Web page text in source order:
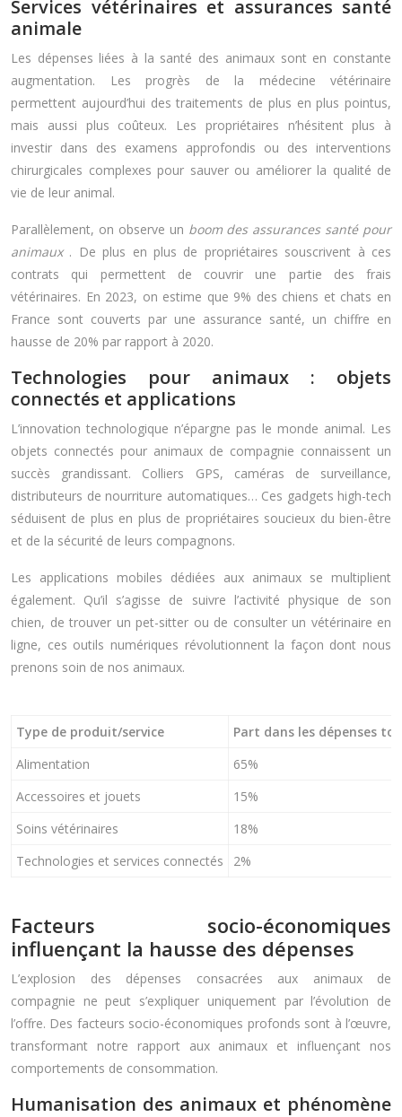
Services vétérinaires et assurances santé
animale
Les dépenses liées à la santé des animaux sont en constante
augmentation. Les progrès de la médecine vétérinaire
permettent aujourd’hui des traitements de plus en plus pointus,
mais aussi plus coûteux. Les propriétaires n’hésitent plus à
investir dans des examens approfondis ou des interventions
chirurgicales complexes pour sauver ou améliorer la qualité de
vie de leur animal.
Parallèlement, on observe un boom des assurances santé pour
animaux . De plus en plus de propriétaires souscrivent à ces
contrats qui permettent de couvrir une partie des frais
vétérinaires. En 2023, on estime que 9% des chiens et chats en
France sont couverts par une assurance santé, un chiffre en
hausse de 20% par rapport à 2020.
Technologies pour animaux : objets
connectés et applications
L’innovation technologique n’épargne pas le monde animal. Les
objets connectés pour animaux de compagnie connaissent un
succès grandissant. Colliers GPS, caméras de surveillance,
distributeurs de nourriture automatiques… Ces gadgets high-tech
séduisent de plus en plus de propriétaires soucieux du bien-être
et de la sécurité de leurs compagnons.
Les applications mobiles dédiées aux animaux se multiplient
également. Qu’il s’agisse de suivre l’activité physique de son
chien, de trouver un pet-sitter ou de consulter un vétérinaire en
ligne, ces outils numériques révolutionnent la façon dont nous
prenons soin de nos animaux.
Type de produit/service
Part dans les dépenses
Alimentation
65%
Accessoires et jouets
15%
Soins vétérinaires
18%
Technologies et services connectés
2%
Facteurs socio-économiques
influençant la hausse des dépenses
L’explosion des dépenses consacrées aux animaux de
compagnie ne peut s’expliquer uniquement par l’évolution de
l’offre. Des facteurs socio-économiques profonds sont à l’œuvre,
transformant notre rapport aux animaux et influençant nos
comportements de consommation.
Humanisation des animaux et phénomène